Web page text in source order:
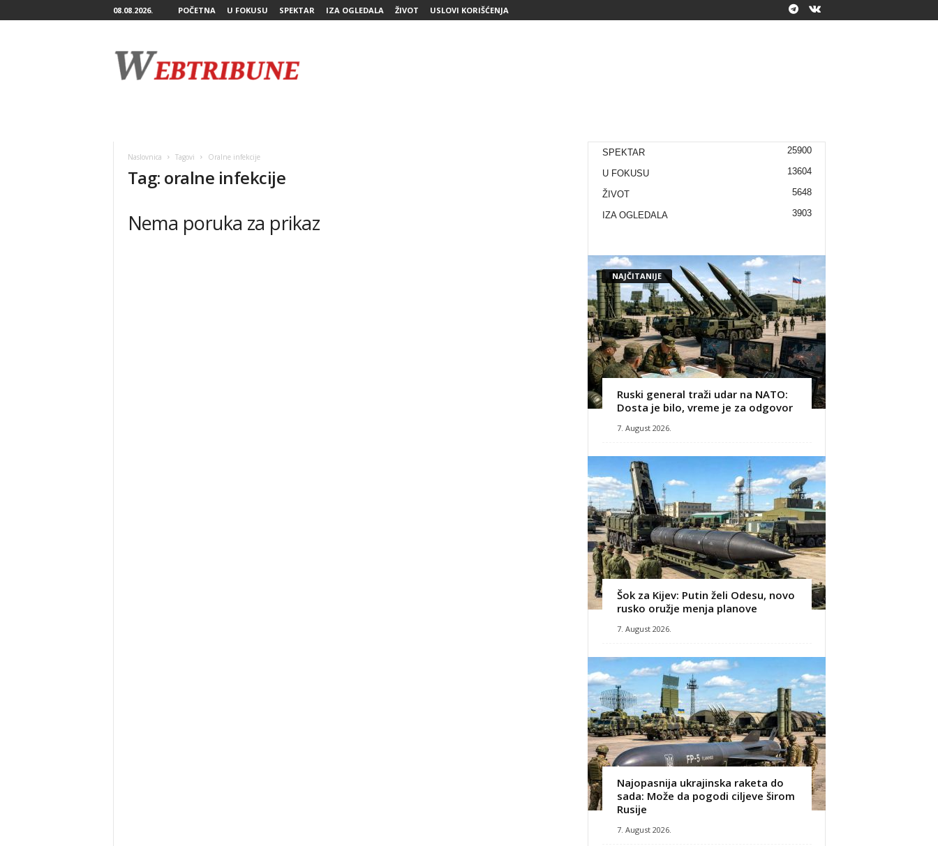
08.08.2026. POČETNA U FOKUSU SPEKTAR IZA OGLEDALA ŽIVOT USLOVI KORIŠĆENJA
Naslovnica Tagovi Oralne infekcije
Tag: oralne infekcije
Nema poruka za prikaz
SPEKTAR 25900
U FOKUSU 13604
ŽIVOT 5648
IZA OGLEDALA 3903
NAJČITANIJE
Ruski general traži udar na NATO:
Dosta je bilo, vreme je za odgovor
7. August 2026.
Šok za Kijev: Putin želi Odesu, novo
rusko oružje menja planove
7. August 2026.
Najopasnija ukrajinska raketa do
sada: Može da pogodi ciljeve širom
Rusije
7. August 2026.